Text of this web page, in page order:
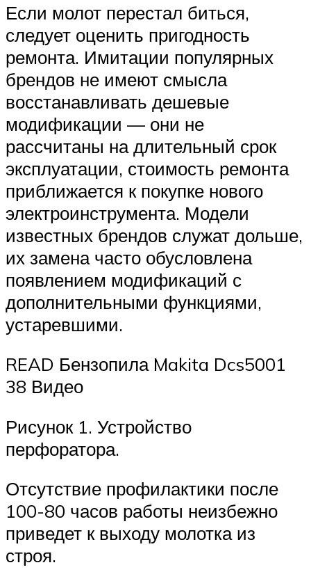
Если молот перестал биться,
следует оценить пригодность
ремонта. Имитации популярных
брендов не имеют смысла
восстанавливать дешевые
модификации — они не
рассчитаны на длительный срок
эксплуатации, стоимость ремонта
приближается к покупке нового
электроинструмента. Модели
известных брендов служат дольше,
их замена часто обусловлена ​​
появлением модификаций с
дополнительными функциями,
устаревшими.
READ Бензопила Makita Dcs5001
38 Видео
Рисунок 1. Устройство
перфоратора.
Отсутствие профилактики после
100-80 часов работы неизбежно
приведет к выходу молотка из
строя.